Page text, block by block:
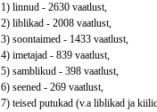
1) linnud - 2630 vaatlust,
2) liblikad - 2008 vaatlust,
3) soontaimed - 1433 vaatlust,
4) imetajad - 839 vaatlust,
5) samblikud - 398 vaatlust,
6) seened - 269 vaatlust,
7) teised putukad (v.a liblikad ja